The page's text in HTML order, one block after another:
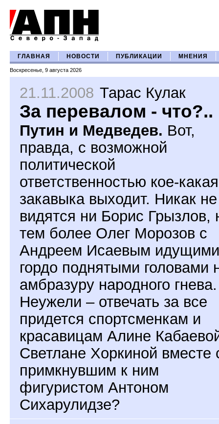
ГЛАВНАЯ НОВОСТИ ПУБЛИКАЦИИ МНЕНИЯ
Воскресенье, 9 августа 2026
21.11.2008 Тарас Кулак
За перевалом - что?..
Путин и Медведев. Вот,
правда, с возможной
политической
ответственностью кое-какая
закавыка выходит. Никак не
видятся ни Борис Грызлов,
тем более Олег Морозов с
Андреем Исаевым
гордо поднятыми головами
амбразуру народного гнева.
Неужели – отвечать за все
придется спортсменкам и
красавицам Алине
Светлане Хоркиной вместе
примкнувшим к ним
фигуристом Антоном
Сихарулидзе?